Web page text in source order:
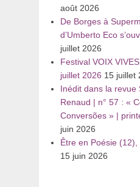
août 2026
De Borges à
d’Umberto Eco
juillet 2026
Festival VOIX
juillet 2026 15 juillet
Inédit dans la revue
Renaud | n° 57 : «
Conversões » |
juin 2026
Être en Poésie
15 juin 2026